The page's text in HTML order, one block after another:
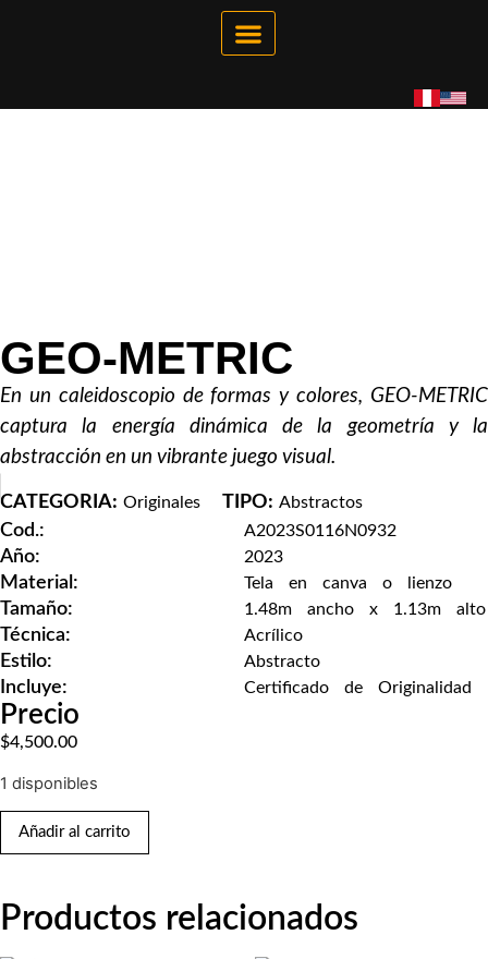
GEO-METRIC
En un caleidoscopio de formas y colores, GEO-METRIC
captura la energía dinámica de la geometría y la
abstracción en un vibrante juego visual.
CATEGORIA: Originales TIPO: Abstractos
Cod.: A2023S0116N0932
Año: 2023
Material: Tela en canva o lienzo
Tamaño: 1.48m ancho x 1.13m alto
Técnica: Acrílico
Estilo: Abstracto
Incluye: Certificado de Originalidad
Precio
$4,500.00
1 disponibles
Añadir al carrito
Productos relacionados